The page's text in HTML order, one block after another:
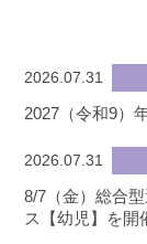
2026.07.31
2027（令和9）
2026.07.31
8/7（金）総合
ス【幼児】を開